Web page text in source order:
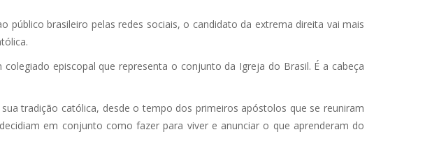
público brasileiro pelas redes sociais, o candidato da extrema direita vai mais
episcopal que representa o conjunto da Igreja do Brasil. É a cabeça
tradição católica, desde o tempo dos primeiros apóstolos que se reuniram
em conjunto como fazer para viver e anunciar o que aprenderam do